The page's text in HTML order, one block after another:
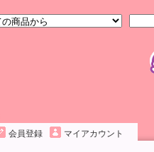
会員登録 マイアカウント